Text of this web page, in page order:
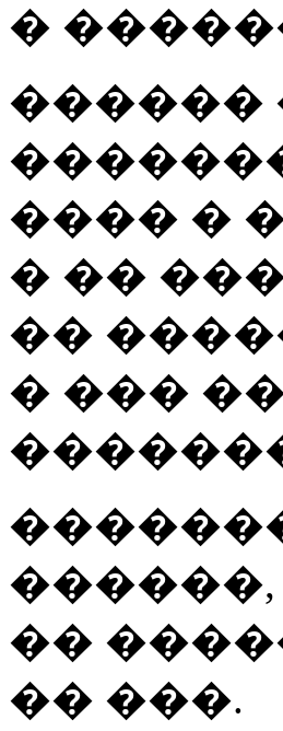
�
������
���� �
� ��
��
� ���
������,
��
�� ���.